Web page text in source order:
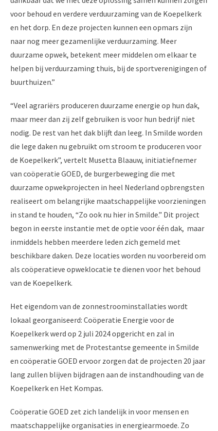
voor behoud en verdere verduurzaming van de Koepelkerk
en het dorp. En deze projecten kunnen een opmars zijn
naar nog meer gezamenlijke verduurzaming. Meer
duurzame opwek, betekent meer middelen om elkaar te
helpen bij verduurzaming thuis, bij de sportverenigingen of
buurthuizen.”
“Veel agrariërs produceren duurzame energie op hun dak,
maar meer dan zij zelf gebruiken is voor hun bedrijf niet
nodig. De rest van het dak blijft dan leeg. In Smilde worden
die lege daken nu gebruikt om stroom te produceren voor
de Koepelkerk”, vertelt Musetta Blaauw, initiatiefnemer
van coöperatie GOED, de burgerbeweging die met
duurzame opwekprojecten in heel Nederland opbrengsten
realiseert om belangrijke maatschappelijke voorzieningen
in stand te houden, “Zo ook nu hier in Smilde.” Dit project
begon in eerste instantie met de optie voor één dak, maar
inmiddels hebben meerdere leden zich gemeld met
beschikbare daken. Deze locaties worden nu voorbereid om
als coöperatieve opweklocatie te dienen voor het behoud
van de Koepelkerk.
Het eigendom van de zonnestroominstallaties wordt
lokaal georganiseerd: Coöperatie Energie voor de
Koepelkerk werd op 2 juli 2024 opgericht en zal in
samenwerking met de Protestantse gemeente in Smilde
en coöperatie GOED ervoor zorgen dat de projecten 20 jaar
lang zullen blijven bijdragen aan de instandhouding van de
Koepelkerk en Het Kompas.
Coöperatie GOED zet zich landelijk in voor mensen en
maatschappelijke organisaties in energiearmoede. Zo